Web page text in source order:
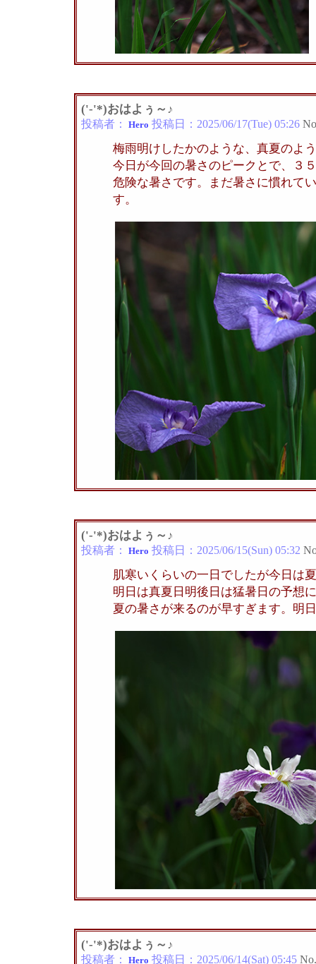
('-'*)おはよぅ～♪
投稿者： Hero 投稿日： 2025/06/17(Tue) 05:26
梅雨明けしたかのような、真夏のよ
今日が今回の暑さのピークとで、３
危険な暑さです。まだ暑さに慣れて
す。
('-'*)おはよぅ～♪
投稿者： Hero 投稿日： 2025/06/15(Sun) 05:32
肌寒いくらいの一日でしたが今日は
明日は真夏日明後日は猛暑日の予想
夏の暑さが来るのが早すぎます。明
('-'*)おはよぅ～♪
投稿者： Hero 投稿日： 2025/06/14(Sat) 05:45 No.